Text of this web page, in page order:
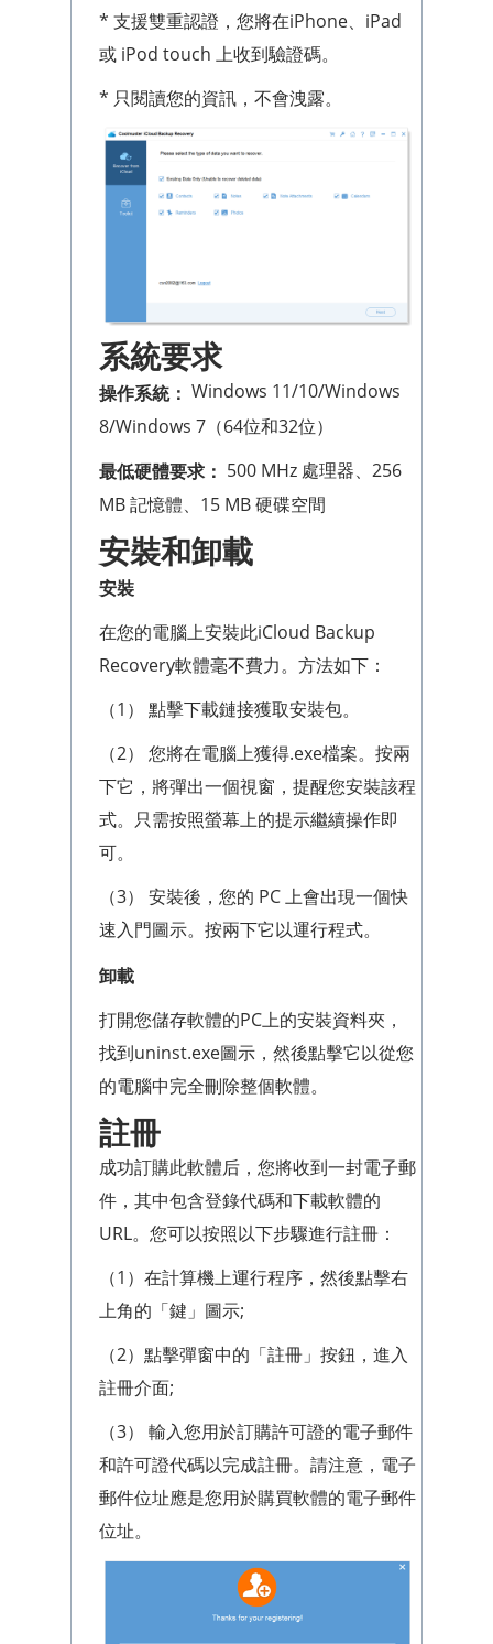
* 支援雙重認證，您將在iPhone、iPad
或 iPod touch 上收到驗證碼。
* 只閱讀您的資訊，不會洩露。
系統要求
操作系統： Windows 11/10/Windows
8/Windows 7（64位和32位）
最低硬體要求： 500 MHz 處理器、256
MB 記憶體、15 MB 硬碟空間
安裝和卸載
安裝
在您的電腦上安裝此iCloud Backup
Recovery軟體毫不費力。方法如下：
（1） 點擊下載鏈接獲取安裝包。
（2） 您將在電腦上獲得.exe檔案。按兩
下它，將彈出一個視窗，提醒您安裝該程
式。只需按照螢幕上的提示繼續操作即
可。
（3） 安裝後，您的 PC 上會出現一個快
速入門圖示。按兩下它以運行程式。
卸載
打開您儲存軟體的PC上的安裝資料夾，
找到uninst.exe圖示，然後點擊它以從您
的電腦中完全刪除整個軟體。
註冊
成功訂購此軟體后，您將收到一封電子郵
件，其中包含登錄代碼和下載軟體的
URL。您可以按照以下步驟進行註冊：
（1）在計算機上運行程序，然後點擊右
上角的「鍵」圖示;
（2）點擊彈窗中的「註冊」按鈕，進入
註冊介面;
（3） 輸入您用於訂購許可證的電子郵件
和許可證代碼以完成註冊。請注意，電子
郵件位址應是您用於購買軟體的電子郵件
位址。